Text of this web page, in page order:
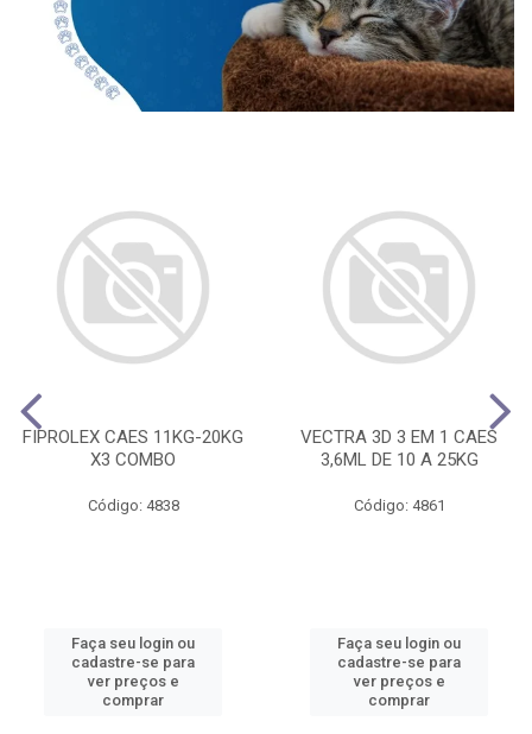
FIPROLEX CAES 11KG-20KG
X3 COMBO
Código: 4838
Faça seu login ou
cadastre-se para
ver preços e
comprar
VECTRA 3D 3 EM 1 CAES
3,6ML DE 10 A 25KG
Código: 4861
Faça seu login ou
cadastre-se para
ver preços e
comprar